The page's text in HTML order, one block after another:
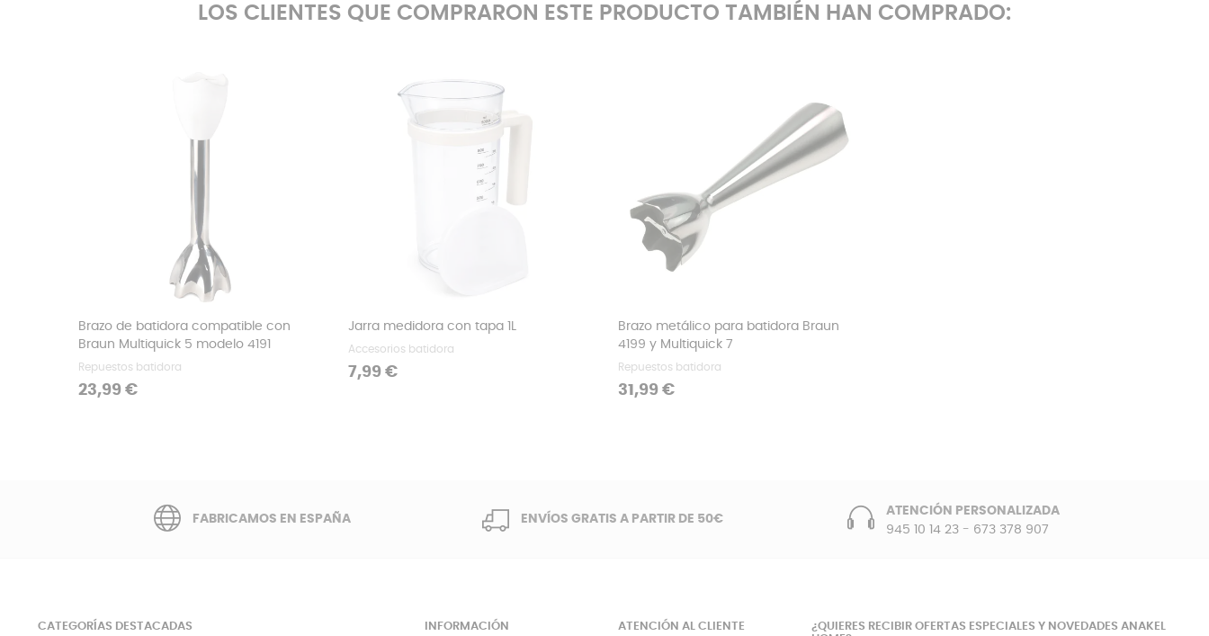
LOS CLIENTES QUE COMPRARON ESTE PRODUCTO TAMBIÉN HAN COMPRADO:
Brazo de batidora compatible con
Braun Multiquick 5 modelo 4191
Repuestos batidora
Precio
23,99 €
Jarra medidora con tapa 1L
Accesorios batidora
Precio
7,99 €
Brazo metálico para batidora Braun
4199 y Multiquick 7
Repuestos batidora
Precio
31,99 €
FABRICAMOS EN ESPAÑA ENVÍOS GRATIS A PARTIR DE 50€
ATENCIÓN PERSONALIZADA
945 10 14 23 - 673 378 907
CATEGORÍAS DESTACADAS INFORMACIÓN ATENCIÓN AL CLIENTE
¿QUIERES RECIBIR OFERTAS ESPECIALES Y NOVEDADES ANAKEL